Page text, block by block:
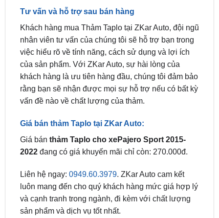
kinh nghiệm trong lĩnh vực nâng cấp phụ kiện và
trang trí nội thất cho xe hơi.
Tư vấn và hỗ trợ sau bán hàng
Khách hàng mua Thảm Taplo tại ZKar Auto, đội ngũ
nhân viên tư vấn của chúng tôi sẽ hỗ trợ bạn trong
việc hiểu rõ về tính năng, cách sử dụng và lợi ích
của sản phẩm. Với ZKar Auto, sự hài lòng của
rằng bạn sẽ nhận được mọi sự hỗ trợ nếu có bất kỳ
vấn đề nào về chất lượng của thảm.
Giá bánthảm Taplo cho xePajero Sport 2015-
2022 đang có giá khuyến mãi chỉ còn: 270.000đ.
Liên hệ ngay:0949.60.3979. ZKar Auto cam kết